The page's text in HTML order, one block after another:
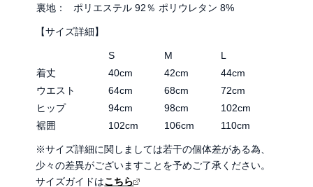
裏地：
ポリエステル 92％ ポリウレタン 8%
【サイズ詳細】
S M
L
着丈
40cm 42cm
44cm
ウエスト
64cm 68cm
72cm
ヒップ
94cm 98cm
102cm
裾囲
102cm 106cm 110cm
※サイズ詳細に関しましては若干の個体差がある為、
少々の差異がございますことを予めご了承ください。
サイズガイドはこちら